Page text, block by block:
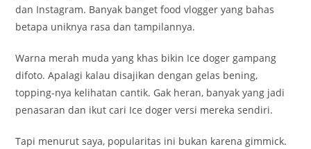
dan Instagram. Banyak banget food vlogger yang bahas
betapa uniknya rasa dan tampilannya.
Warna merah muda yang khas bikin Ice doger gampang
difoto. Apalagi kalau disajikan dengan gelas bening,
topping-nya kelihatan cantik. Gak heran, banyak yang jadi
penasaran dan ikut cari Ice doger versi mereka sendiri.
Tapi menurut saya, popularitas ini bukan karena gimmick.